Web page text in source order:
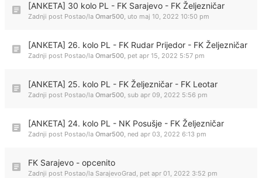
[ANKETA] 30 kolo PL - FK Sarajevo - FK Željezničar
Zadnji post Postao/la Omar500, uto maj 10, 2022 10:50 pm
[ANKETA] 26. kolo PL - FK Rudar Prijedor - FK Željezničar
Zadnji post Postao/la Omar500, pet apr 15, 2022 5:57 pm
[ANKETA] 25. kolo PL - FK Željezničar - FK Leotar
Zadnji post Postao/la Omar500, sub apr 09, 2022 5:56 pm
[ANKETA] 24. kolo PL - NK Posušje - FK Željezničar
Zadnji post Postao/la Omar500, ned apr 03, 2022 6:13 pm
FK Sarajevo - opcenito
Zadnji post Postao/la SarajevoGrad, pet apr 01, 2022 3:52 pm